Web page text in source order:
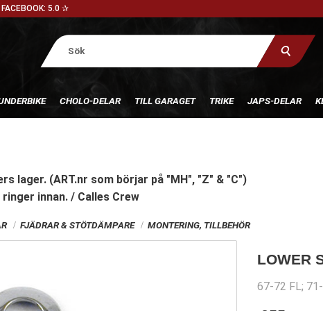
5.0 ✰
CHOLO-DELAR TILL GARAGET TRIKE JAPS-DELAR
lager. (ART.nr som börjar på "MH", "Z" & "C")
innan. / Calles Crew
FJÄDRAR & STÖTDÄMPARE MONTERING, TILLBEHÖR
LOWER
67-72 FL;